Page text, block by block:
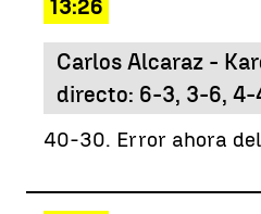
13:26
Carlos Alcaraz -
directo: 6-3, 3-6, 4-
40-30. Error ahora